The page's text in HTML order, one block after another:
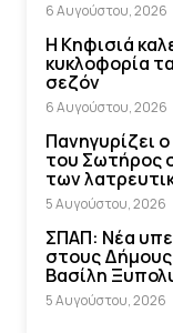
6 Αυγούστου, 2026
Η Κηφισιά
κυκλοφορία
σεζόν
6 Αυγούστου, 2026
Πανηγυρίζει
του Σωτήρος
των
5 Αυγούστου, 2026
ΣΠΑΠ: Νέα
στους
Βασίλη
5 Αυγούστου, 2026